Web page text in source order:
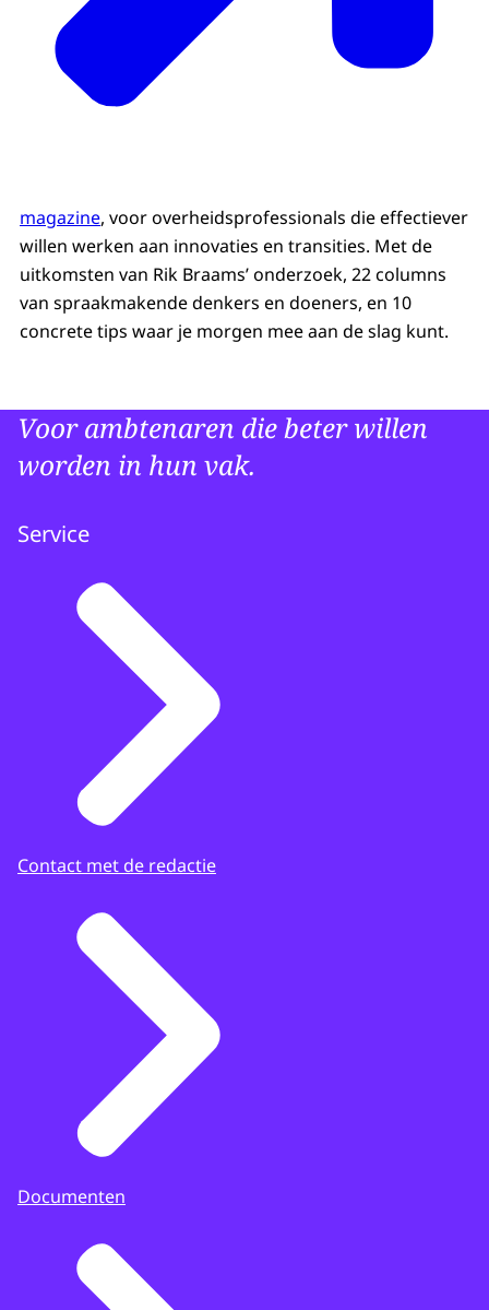
magazine, voor overheidsprofessionals die effectiever
willen werken aan innovaties en transities. Met de
uitkomsten van Rik Braams’ onderzoek, 22 columns
van spraakmakende denkers en doeners, en 10
concrete tips waar je morgen mee aan de slag kunt.
Voor ambtenaren die beter willen
worden in hun vak.
Service
Contact met de redactie
Documenten